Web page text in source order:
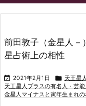
前田敦子（金星人－
星占術上の相性
 2021年2月1日  天王星
天王星人プラスの有名人・芸能
金星人マイナスと寅年生まれ